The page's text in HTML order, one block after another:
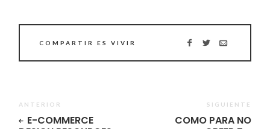
COMPARTIR ES VIVIR
ANTERIOR
E-COMMERCE
SIGUIENTE
COMO PARA NO